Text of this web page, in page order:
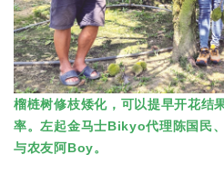
榴梿树修枝矮化，可以提早开花结
率。左起金马士Bikyo代理陈国民
与农友阿Boy。